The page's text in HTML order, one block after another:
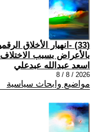
(33) -انهيار الأخلاق
بالأعراض بسبب الاختلاف
اسعد عبدالله عبدعلي
2026 / 8 / 8
مواضيع وابحاث سياسية